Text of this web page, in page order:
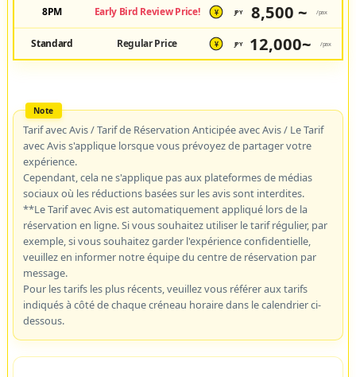
8PM Early Bird Review Price! ¥ JPY 8,500 ~ /pax
Standard Regular Price ¥ JPY 12,000~ /pax
Tarif avec Avis / Tarif de Réservation Anticipée avec Avis / Le Tarif
avec Avis s'applique lorsque vous prévoyez de partager votre
expérience.
Cependant, cela ne s'applique pas aux plateformes de médias
sociaux où les réductions basées sur les avis sont interdites.
**Le Tarif avec Avis est automatiquement appliqué lors de la
réservation en ligne. Si vous souhaitez utiliser le tarif régulier, par
exemple, si vous souhaitez garder l'expérience confidentielle,
veuillez en informer notre équipe du centre de réservation par
message.
Pour les tarifs les plus récents, veuillez vous référer aux tarifs
indiqués à côté de chaque créneau horaire dans le calendrier ci-
dessous.